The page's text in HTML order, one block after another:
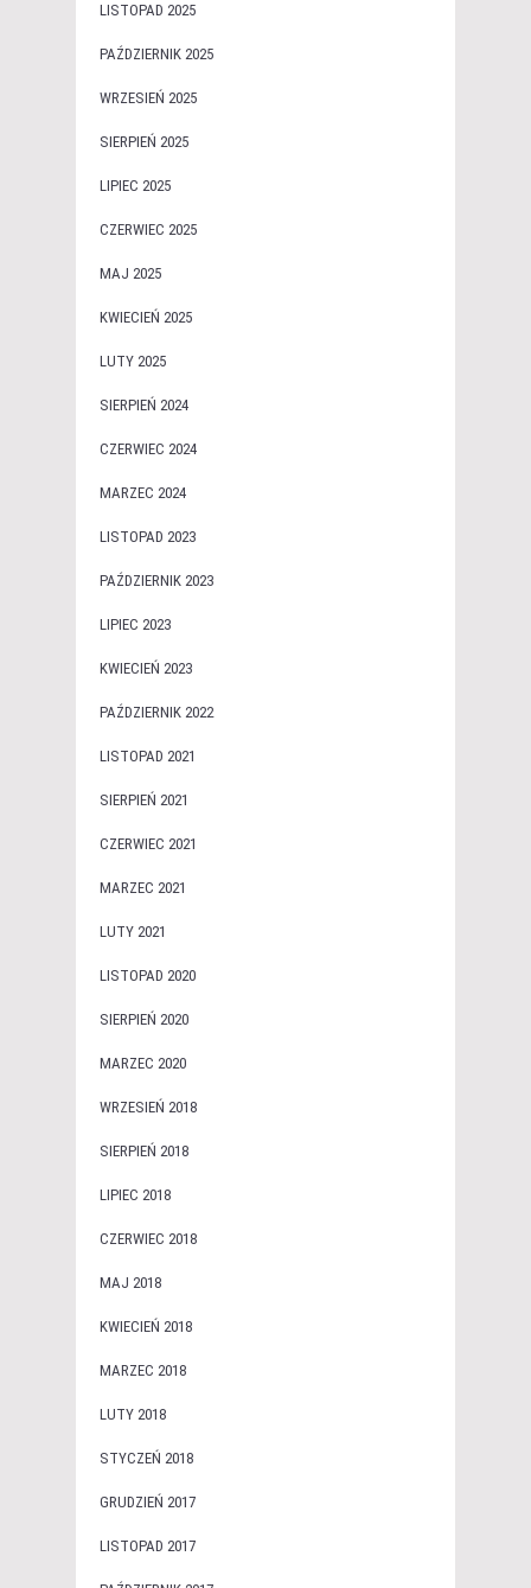
LISTOPAD 2025
PAŹDZIERNIK 2025
WRZESIEŃ 2025
SIERPIEŃ 2025
LIPIEC 2025
CZERWIEC 2025
MAJ 2025
KWIECIEŃ 2025
LUTY 2025
SIERPIEŃ 2024
CZERWIEC 2024
MARZEC 2024
LISTOPAD 2023
PAŹDZIERNIK 2023
LIPIEC 2023
KWIECIEŃ 2023
PAŹDZIERNIK 2022
LISTOPAD 2021
SIERPIEŃ 2021
CZERWIEC 2021
MARZEC 2021
LUTY 2021
LISTOPAD 2020
SIERPIEŃ 2020
MARZEC 2020
WRZESIEŃ 2018
SIERPIEŃ 2018
LIPIEC 2018
CZERWIEC 2018
MAJ 2018
KWIECIEŃ 2018
MARZEC 2018
LUTY 2018
STYCZEŃ 2018
GRUDZIEŃ 2017
LISTOPAD 2017